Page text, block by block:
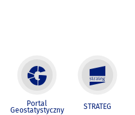
Portal
Geostatystyczny STRATEG